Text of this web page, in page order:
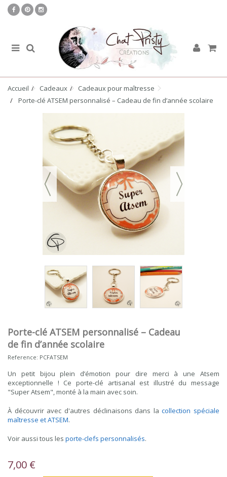
Accueil Cadeaux
Cadeaux pour maîtresse
Porte-clé ATSEM personnalisé – Cadeau de fin d’année scolaire
Porte-clé ATSEM personnalisé – Cadeau
de fin d’année scolaire
Reference: PCFATSEM
Un petit bijou plein d’émotion pour dire merci à une Atsem
exceptionnelle ! Ce porte-clé artisanal est illustré du message
"Super Atsem", monté à la main avec soin.
À découvrir avec d'autres déclinaisons dans lacollection spéciale
maîtresse et ATSEM.
Voir aussi tous les porte-clefs personnalisés.
7,00 €